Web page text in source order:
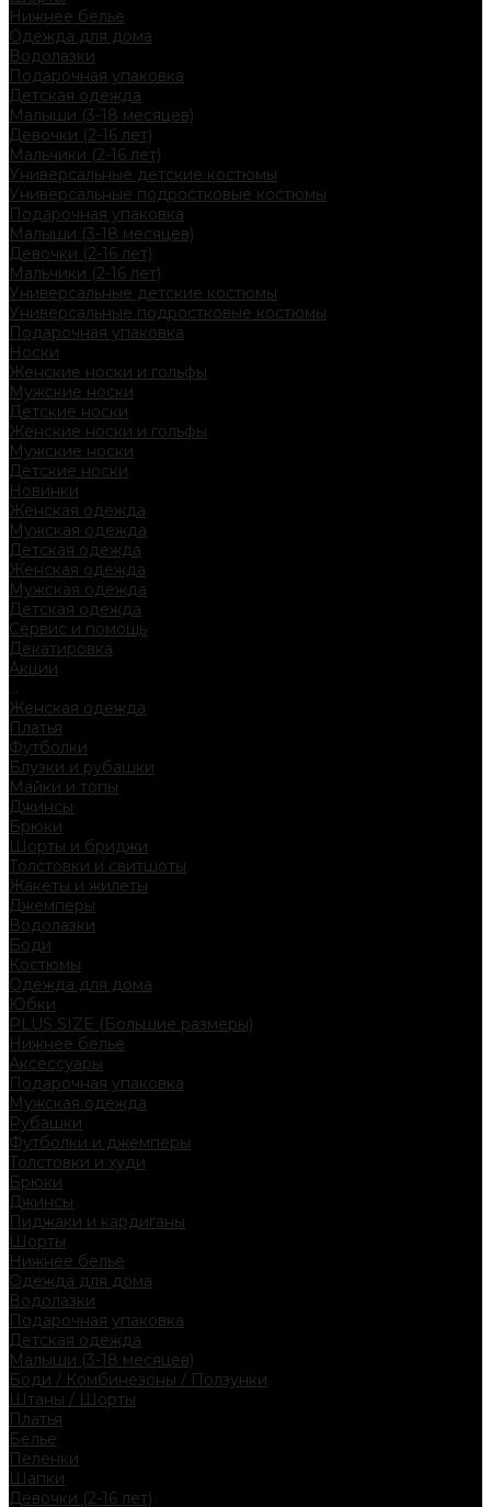
Нижнее белье
Одежда для дома
Водолазки
Подарочная упаковка
Детская одежда
Малыши (3-18 месяцев)
Девочки (2-16 лет)
Мальчики (2-16 лет)
Универсальные детские костюмы
Универсальные подростковые костюмы
Подарочная упаковка
Малыши (3-18 месяцев)
Девочки (2-16 лет)
Мальчики (2-16 лет)
Универсальные детские костюмы
Универсальные подростковые костюмы
Подарочная упаковка
Носки
Женские носки и гольфы
Мужские носки
Детские носки
Женские носки и гольфы
Мужские носки
Детские носки
Новинки
Женская одежда
Мужская одежда
Детская одежда
Женская одежда
Мужская одежда
Детская одежда
Сервис и помощь
Декатировка
Акции
...
Женская одежда
Платья
Футболки
Блузки и рубашки
Майки и топы
Джинсы
Брюки
Шорты и бриджи
Толстовки и свитшоты
Жакеты и жилеты
Джемперы
Водолазки
Боди
Костюмы
Одежда для дома
Юбки
PLUS SIZE (Большие размеры)
Нижнее белье
Аксессуары
Подарочная упаковка
Мужская одежда
Рубашки
Футболки и джемперы
Толстовки и худи
Брюки
Джинсы
Пиджаки и кардиганы
Шорты
Нижнее белье
Одежда для дома
Водолазки
Подарочная упаковка
Детская одежда
Малыши (3-18 месяцев)
Боди / Комбинезоны / Ползунки
Штаны / Шорты
Платья
Белье
Пеленки
Шапки
Девочки (2-16 лет)